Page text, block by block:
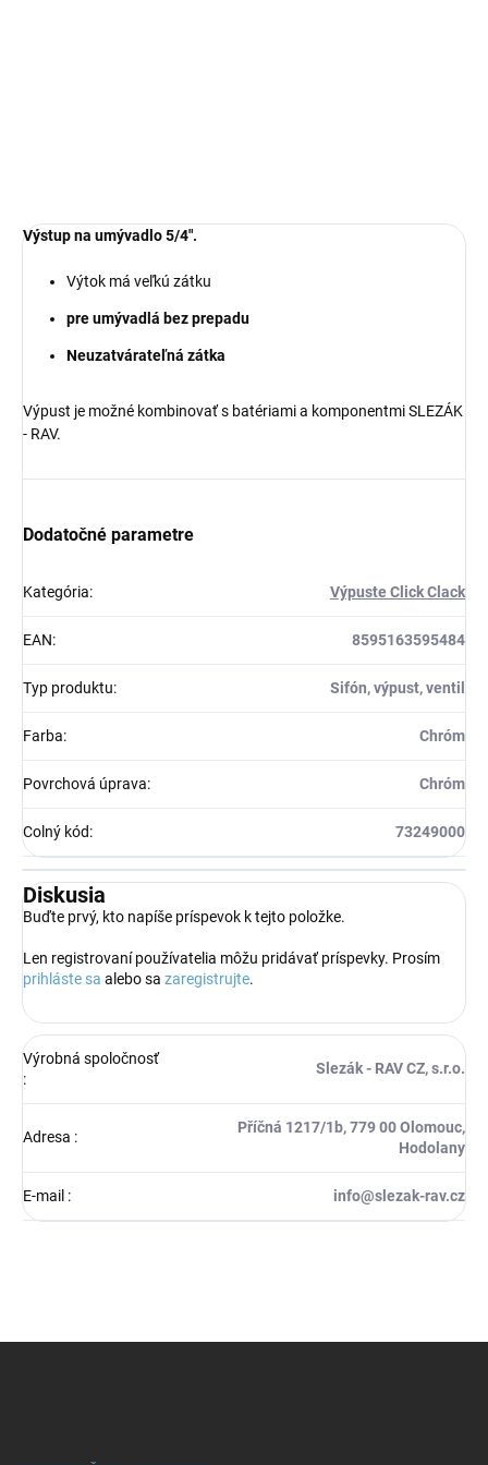
Výstup na umývadlo 5/4".
Výtok má veľkú zátku
pre umývadlá bez prepadu
Neuzatvárateľná zátka
Výpust je možné kombinovať s batériami a komponentmi SLEZÁK
- RAV.
Dodatočné parametre
Kategória: Výpuste Click Clack
EAN: 8595163595484
Typ produktu: Sifón, výpust, ventil
Farba: Chróm
Povrchová úprava: Chróm
Colný kód: 73249000
Diskusia
Buďte prvý, kto napíše príspevok k tejto položke.
Len registrovaní používatelia môžu pridávať príspevky. Prosím
prihláste sa alebo sa zaregistrujte.
Výrobná spoločnosť
:
Slezák - RAV CZ, s.r.o.
Adresa :
Příčná 1217/1b, 779 00 Olomouc,
Hodolany
E-mail : info@slezak-rav.cz